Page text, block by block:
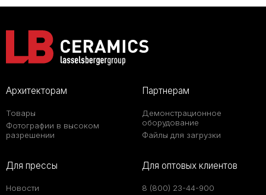
Архитекторам
Товары
Фотографии в высоком
разрешении
Партнерам
Демонстрационное
оборудование
Файлы для загрузки
Для прессы
Новости
Для оптовых клиентов
8 (800) 23-44-900